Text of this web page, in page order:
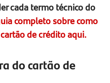
cada termo técnico do
completo sobre como
de crédito aqui.
do cartão de